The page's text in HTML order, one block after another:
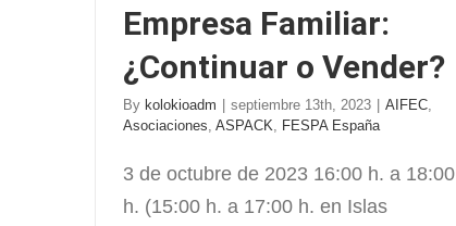
Empresa Familiar:
¿Continuar o Vender?
By kolokioadm | septiembre 13th, 2023 | AIFEC
Asociaciones ASPACK FESPA España
3 de octubre de 2023 16:00 h. a 18:00
h. (15:00 h. a 17:00 h. en Islas